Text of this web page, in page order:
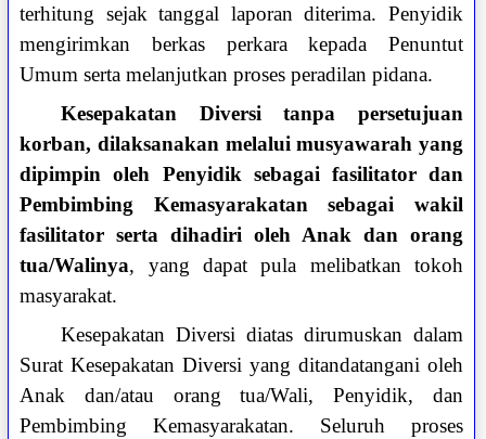
terhitung sejak tanggal laporan diterima. Penyidik
mengirimkan berkas perkara kepada Penuntut
Umum serta melanjutkan proses peradilan pidana.
Kesepakatan Diversi tanpa persetujuan
korban, dilaksanakan melalui musyawarah yang
dipimpin oleh Penyidik sebagai fasilitator dan
Pembimbing Kemasyarakatan sebagai wakil
fasilitator serta dihadiri oleh Anak dan orang
tua/Walinya, yang dapat pula melibatkan tokoh
masyarakat.
Kesepakatan Diversi diatas dirumuskan dalam
Surat Kesepakatan Diversi yang ditandatangani oleh
Anak dan/atau orang tua/Wali, Penyidik, dan
Pembimbing Kemasyarakatan. Seluruh proses